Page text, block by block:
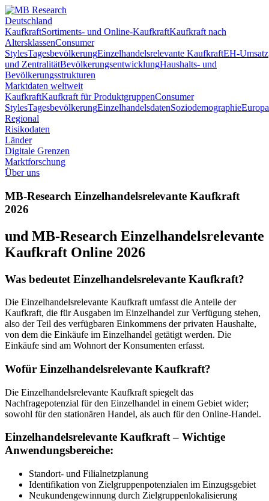
Deutschland
KaufkraftSortiments- und Online-KaufkraftKaufkraft nach
AltersklassenConsumer
StylesTagesbevölkerungEinzelhandelsrelevante KaufkraftEH-Umsatz
und ZentralitätBevölkerungsentwicklungHaushalts- und
Bevölkerungsstrukturen
Marktdaten weltweit
KaufkraftKaufkraft für ProduktgruppenConsumer
StylesTagesbevölkerungEinzelhandelsdatenSoziodemographieEuropa
Regional
Risikodaten
Länder
Digitale Grenzen
Marktforschung
Über uns
MB-Research Einzelhandelsrelevante Kaufkraft
2026
und MB-Research Einzelhandelsrelevante
Kaufkraft Online 2026
Was bedeutet Einzelhandelsrelevante Kaufkraft?
Die Einzelhandelsrelevante Kaufkraft umfasst die Anteile der
Kaufkraft, die für Ausgaben im Einzelhandel zur Verfügung stehen,
also der Teil des verfügbaren Einkommens der privaten Haushalte,
von dem die Einkäufe im Einzelhandel getätigt werden. Die
Einkäufe sind am Wohnort der Konsumenten erfasst.
Wofür Einzelhandelsrelevante Kaufkraft?
Die Einzelhandelsrelevante Kaufkraft spiegelt das
Nachfragepotenzial für den Einzelhandel in einem Gebiet wider;
sowohl für den stationären Handel, als auch für den Online-Handel.
Einzelhandelsrelevante Kaufkraft – Wichtige
Anwendungsbereiche:
Standort- und Filialnetzplanung
Identifikation von Zielgruppenpotenzialen im Einzugsgebiet
Neukundengewinnung durch Zielgruppenlokalisierung